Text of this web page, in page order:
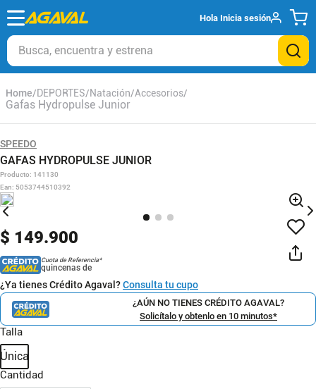
Hola Inicia sesión
Busca, encuentra y estrena
DEPORTES Natación Accesorios
Gafas Hydropulse Junior
SPEEDO
GAFAS HYDROPULSE JUNIOR
Producto: 141130
Ean: 5053744510392
$ 149.900
Cuota de Referencia*
quincenas de
¿Ya tienes Crédito Agaval?Consulta tu cupo
¿AÚN NO TIENES CRÉDITO AGAVAL?
Solicítalo y obtenlo en 10 minutos*
Talla
Única
Cantidad